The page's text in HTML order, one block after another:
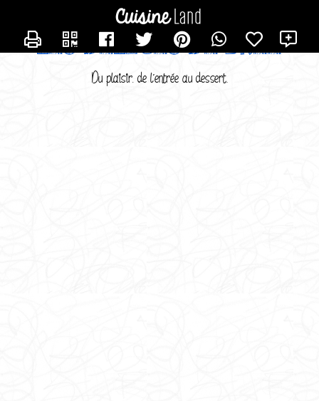
LES DELICES DE BREE
Du plaisir, de l'entrée au dessert.
CONTACTER BREE